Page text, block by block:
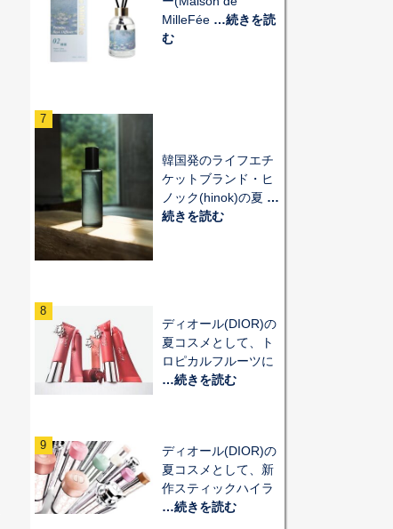
MilleFée…続きを読
む
7
韓国発のライフエチ
ケットブランド・ヒ
ノック(hinok)の夏 …
続きを読む
8
ディオール(DIOR)の
夏コスメとして、ト
ロピカルフルーツに
…続きを読む
9
ディオール(DIOR)の
夏コスメとして、新
作スティックハイラ
…続きを読む